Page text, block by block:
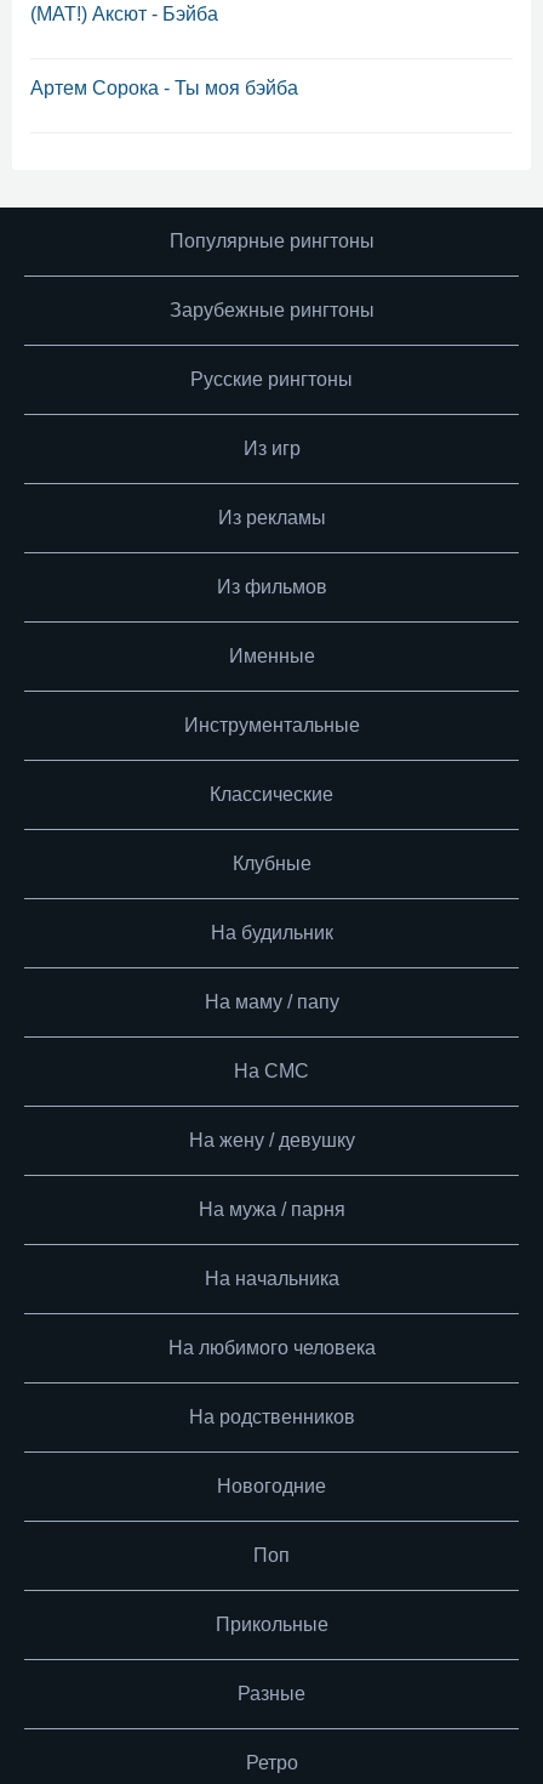
(МАТ!) Аксют - Бэйба
Артем Сорока - Ты моя бэйба
Популярные рингтоны
Зарубежные рингтоны
Русские рингтоны
Из игр
Из рекламы
Из фильмов
Именные
Инструментальные
Классические
Клубные
На будильник
На маму / папу
На СМС
На жену / девушку
На мужа / парня
На начальника
На любимого человека
На родственников
Новогодние
Поп
Прикольные
Разные
Ретро